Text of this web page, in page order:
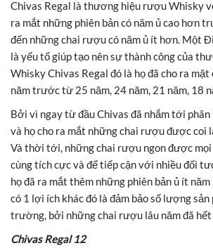
Chivas Regal là thương hiệu rượu Whisky
ra mắt những phiên bản có năm ủ cao hơn
đến những chai rượu có năm ủ ít hơn. Một
là yếu tố giúp tạo nên sự thành công của
Whisky Chivas Regal đó là họ đã cho ra mặt
năm trước từ 25 năm, 24 năm, 21 năm, 18
Bởi vì ngay từ đầu Chivas đã nhắm tới
và họ cho ra mắt những chai rượu được coi
Và thời tới, những chai rượu ngon được
cùng tích cực và để tiếp cận với nhiều đối
họ đã ra mắt thêm những phiên bản ủ ít
có 1 lợi ích khác đó là đảm bảo số lượng sản
trường, bởi những chai rượu lâu năm đã
Chivas Regal 12